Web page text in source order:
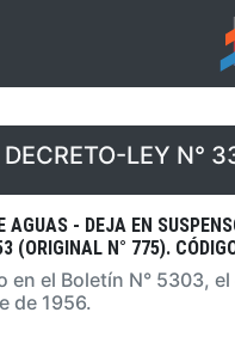
DECRETO-LEY N°
AGUAS - DEJA EN
(ORIGINAL N° 775).
en el Boletín N° 5303, el
de 1956.